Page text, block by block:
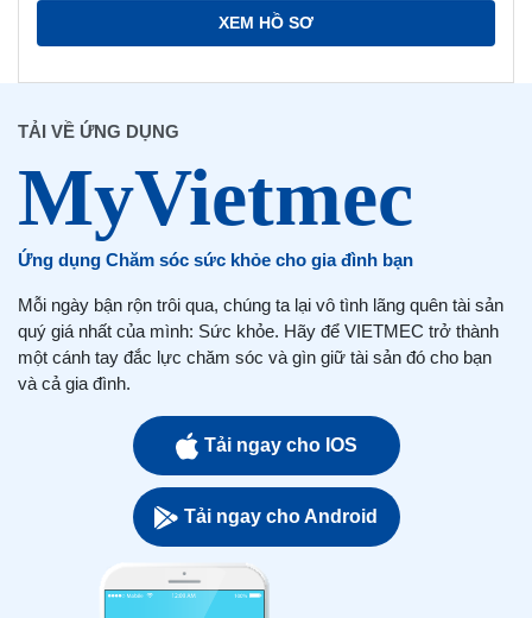
XEM HỒ SƠ
TẢI VỀ ỨNG DỤNG
Ứng dụng Chăm sóc sức khỏe cho gia đình bạn
Mỗi ngày bận rộn trôi qua, chúng ta lại vô tình lãng quên tài sản
quý giá nhất của mình: Sức khỏe. Hãy để VIETMEC trở thành
một cánh tay đắc lực chăm sóc và gìn giữ tài sản đó cho bạn
và cả gia đình.
Tải ngay cho IOS
Tải ngay cho Android